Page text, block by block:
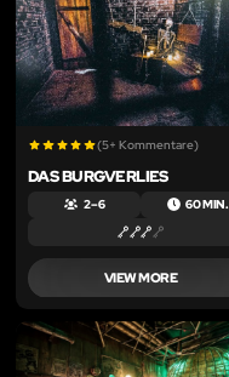
(5+ Kommentare)
DAS BURGVERLIES
2 – 6 60 MIN.
VIEW MORE